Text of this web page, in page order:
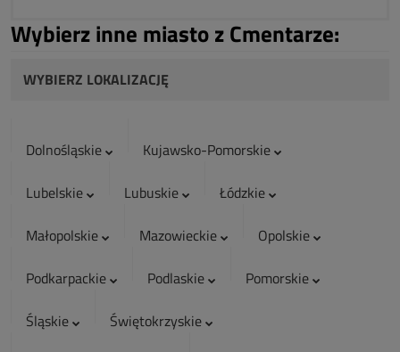
Wybierz inne miasto z Cmentarze:
WYBIERZ LOKALIZACJĘ
Dolnośląskie
Kujawsko-Pomorskie
Lubelskie
Lubuskie
Łódzkie
Małopolskie
Mazowieckie
Opolskie
Podkarpackie
Podlaskie
Pomorskie
Śląskie
Świętokrzyskie